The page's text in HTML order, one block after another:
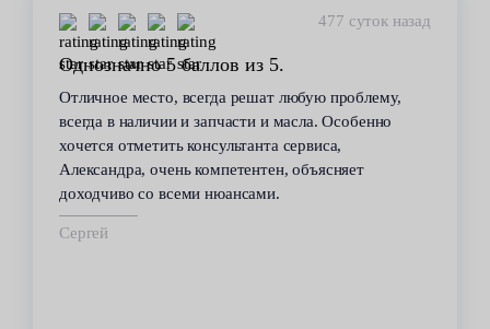
477 суток назад
Однозначно 5 баллов из 5.
Отличное место, всегда решат любую проблему,
всегда в наличии и запчасти и масла. Особенно
хочется отметить консультанта сервиса,
Александра, очень компетентен, объясняет
доходчиво со всеми нюансами.
Сергей